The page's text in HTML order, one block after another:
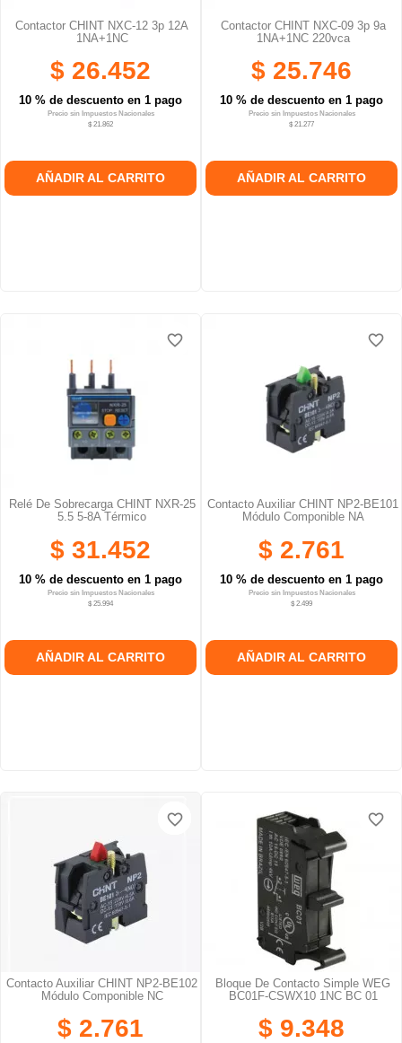
Contactor CHINT NXC-12 3p 12A
1NA+1NC
$ 26.452
10 % de descuento en 1 pago
Precio sin Impuestos Nacionales
$ 21.862
AÑADIR AL CARRITO
Contactor CHINT NXC-09 3p 9a
1NA+1NC 220vca
$ 25.746
10 % de descuento en 1 pago
Precio sin Impuestos Nacionales
$ 21.277
AÑADIR AL CARRITO
Relé De Sobrecarga CHINT NXR-25
5.5 5-8A Térmico
$ 31.452
10 % de descuento en 1 pago
Precio sin Impuestos Nacionales
$ 25.994
AÑADIR AL CARRITO
favorite_border
favorite_border
favorite_border
Contacto Auxiliar CHINT NP2-BE101
Módulo Componible NA
$ 2.761
10 % de descuento en 1 pago
Precio sin Impuestos Nacionales
$ 2.499
AÑADIR AL CARRITO
favorite_border
favorite_border
favorite_border
Contacto Auxiliar CHINT NP2-BE102
Módulo Componible NC
$ 2.761
favorite_border
favorite_border
favorite_border
Bloque De Contacto Simple WEG
BC01F-CSWX10 1NC BC 01
$ 9.348
favorite_border
favorite_border
favorite_border